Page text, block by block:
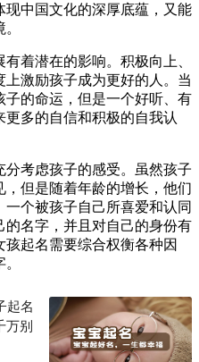
中国文化的深厚底蕴，又能
着潜在的影响。积极向上、
激励孩子成为更好的人。当
的命运，但是一个好听、有
多的自信和积极的自我认
考虑孩子的感受。虽然孩子
但是随着年龄的增长，他们
个被孩子自己所喜爱和认同
名字，并且对自己的身份有
起名需要综合权衡各种因
起名
万别